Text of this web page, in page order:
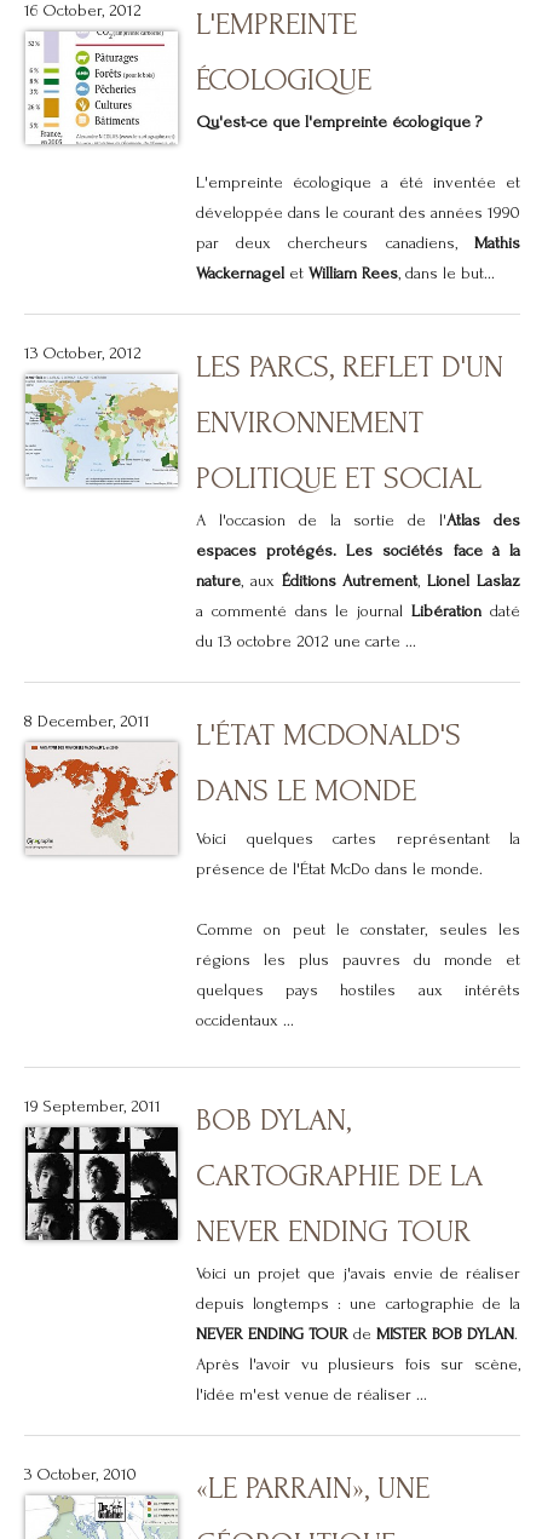
16 October, 2012
L'EMPREINTE
ÉCOLOGIQUE
Qu'est-ce que l'empreinte écologique ?
L'empreinte écologique a été inventée et
développée dans le courant des années 1990
par deux chercheurs canadiens, Mathis
Wackernagelet William Rees, dans le but...
13 October, 2012
LES PARCS, REFLET D'UN
ENVIRONNEMENT
POLITIQUE ET SOCIAL
A l'occasion de la sortie de l'Atlas des
espaces protégés. Les sociétés face à la
nature, aux Éditions Autrement,Lionel Laslaz
a commenté dans le journalLibérationdaté
du 13 octobre 2012 une carte ...
8 December, 2011
L'ÉTAT MCDONALD'S
DANS LE MONDE
Voici quelques cartes représentant la
présence de l'État McDo dans le monde.
Comme on peut le constater, seules les
régions les plus pauvres du monde et
quelques pays hostiles aux intérêts
occidentaux ...
19 September, 2011
BOB DYLAN,
CARTOGRAPHIE DE LA
NEVER ENDING TOUR
Voici un projet que j'avais envie de réaliser
depuis longtemps : une cartographie de la
NEVER ENDING TOURde MISTER BOB DYLAN.
Après l'avoir vu plusieurs fois sur scène,
l'idée m'est venue de réaliser ...
3 October, 2010
«LE PARRAIN», UNE